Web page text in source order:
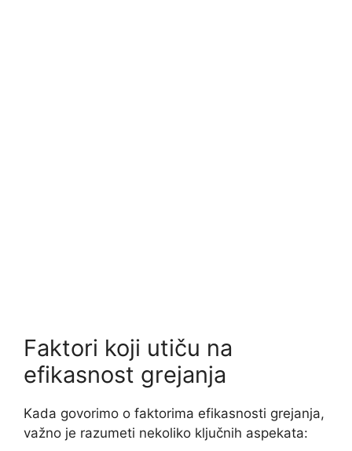
Faktori koji utiču na
efikasnost grejanja
Kada govorimo o faktorima efikasnosti grejanja,
važno je razumeti nekoliko ključnih aspekata: